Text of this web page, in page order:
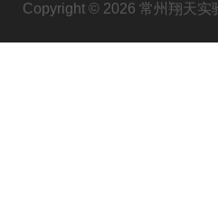
Copyright © 2026 常州翔天实